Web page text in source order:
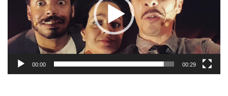
00:00 00:29